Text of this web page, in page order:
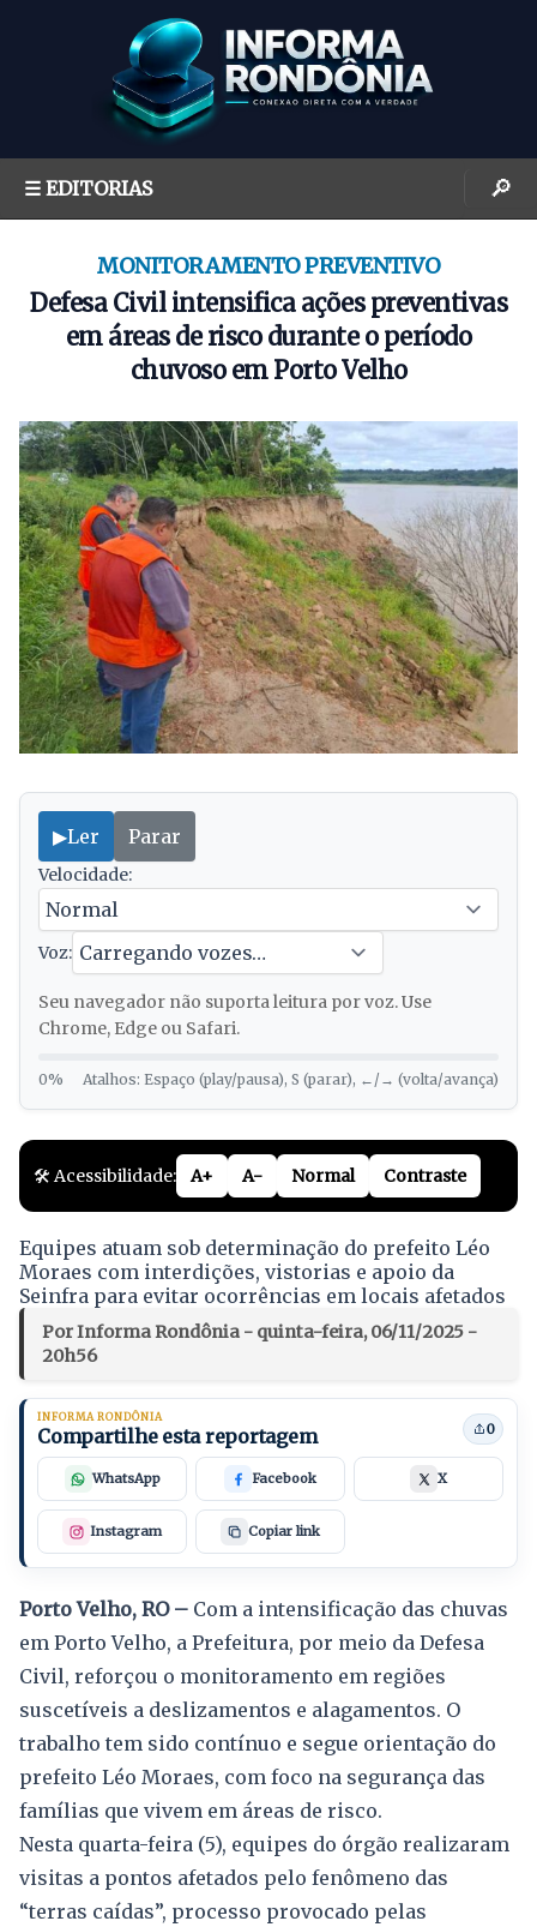
☰ EDITORIAS 🔎
MONITORAMENTO PREVENTIVO
Defesa Civil intensifica ações preventivas
em áreas de risco durante o período
chuvoso em Porto Velho
▶Ler Parar
Velocidade:
Voz:
Seu navegador não suporta leitura por voz. Use
Chrome, Edge ou Safari.
0% Atalhos: Espaço (play/pausa), S (parar), ←/→ (volta/avança)
🛠️ Acessibilidade: A+ A- Normal Contraste
Equipes atuam sob determinação do prefeito Léo
Moraes com interdições, vistorias e apoio da
Seinfra para evitar ocorrências em locais afetados
Por Informa Rondônia - quinta-feira, 06/11/2025 -
20h56
INFORMA RONDÔNIA
Compartilhe esta reportagem 0
WhatsApp Facebook X
Instagram Copiar link
Porto Velho, RO – Com a intensificação das chuvas
em Porto Velho, a Prefeitura, por meio da Defesa
Civil, reforçou o monitoramento em regiões
suscetíveis a deslizamentos e alagamentos. O
trabalho tem sido contínuo e segue orientação do
prefeito Léo Moraes, com foco na segurança das
famílias que vivem em áreas de risco.
Nesta quarta-feira (5), equipes do órgão realizaram
visitas a pontos afetados pelo fenômeno das
“terras caídas”, processo provocado pelas